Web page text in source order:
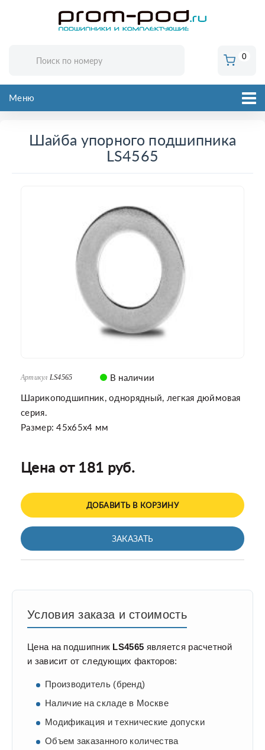
0
Меню
Шайба упорного подшипника
LS4565
Артикул LS4565
В наличии
Шарикоподшипник, однорядный, легкая дюймовая
серия.
Размер: 45x65x4 мм
Цена от 181 руб.
ДОБАВИТЬ В КОРЗИНУ
ЗАКАЗАТЬ
Условия заказа и стоимость
Цена на подшипник LS4565 является расчетной
и зависит от следующих факторов:
Производитель (бренд)
Наличие на складе в Москве
Модификация и технические допуски
Объем заказанного количества